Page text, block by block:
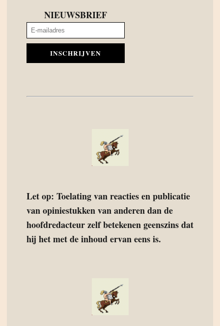
NIEUWSBRIEF
INSCHRIJVEN
Let op: Toelating van reacties en publicatie
van opiniestukken van anderen dan de
hoofdredacteur zelf betekenen geenszins dat
hij het met de inhoud ervan eens is.